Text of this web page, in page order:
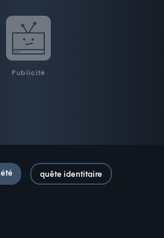
Publicité
quête identitaire